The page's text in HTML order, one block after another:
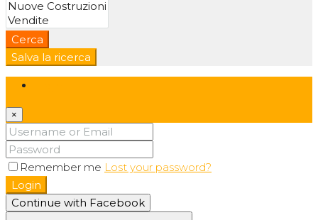
Cerca
Salva la ricerca
×
Remember me Lost your password?
Login
Continue with Facebook